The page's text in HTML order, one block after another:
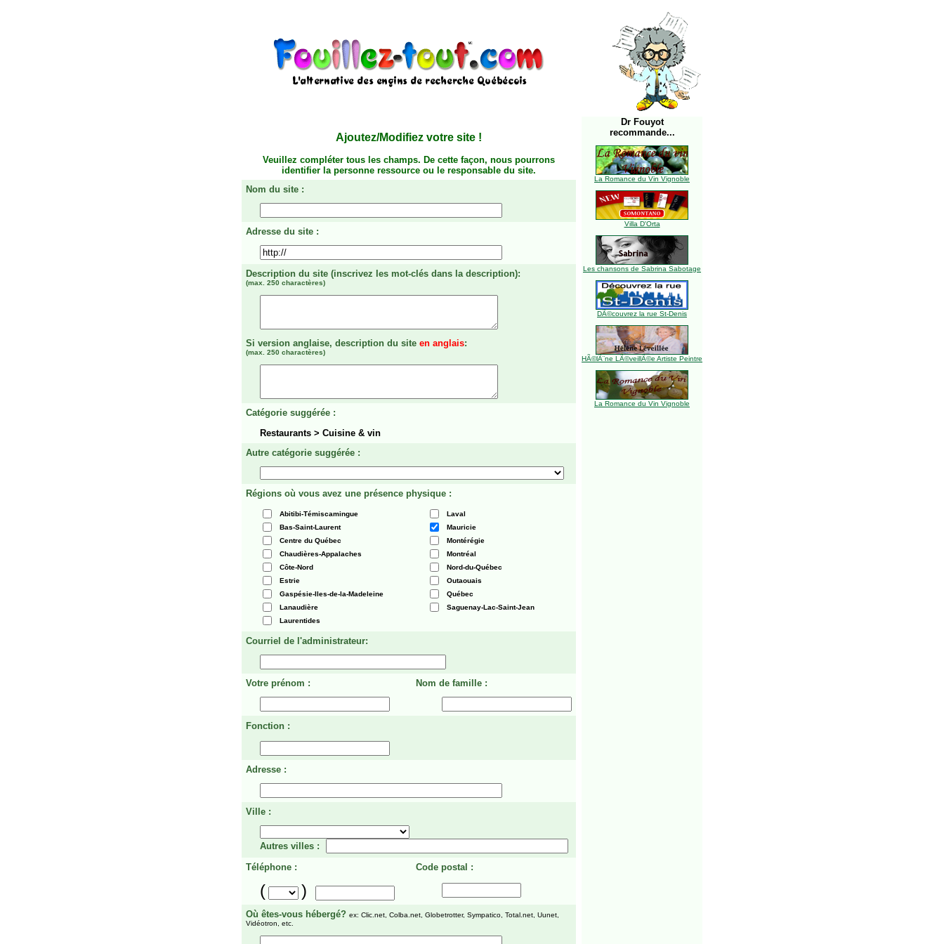
Ajoutez/Modifiez votre site !
Veuillez compléter tous les champs. De cette façon, nous pourrons
identifier la personne ressource ou le responsable du site.
Nom du site :
Adresse du site :
Description du site (inscrivez les mot-clés dans la description):
(max. 250 charactères)
Si version anglaise, description du site en anglais:
(max. 250 charactères)
Catégorie suggérée :
Restaurants > Cuisine & vin
Autre catégorie suggérée :
Régions où vous avez une présence physique :
Abitibi-Témiscamingue
Laval
Bas-Saint-Laurent
Mauricie
Centre du Québec
Montérégie
Chaudières-Appalaches
Montréal
Côte-Nord
Nord-du-Québec
Estrie
Outaouais
Gaspésie-Iles-de-la-Madeleine
Québec
Lanaudière
Saguenay-Lac-Saint-Jean
Laurentides
Courriel de l'administrateur:
Votre prénom : Nom de famille :
Fonction :
Adresse :
Ville :
Autres villes :
Téléphone :
Code postal :
( )
Où êtes-vous hébergé? ex: Clic.net, Colba.net, Globetrotter, Sympatico, Total.net, Uunet,
Vidéotron, etc.
Dr Fouyot
recommande...
La Romance du Vin Vignoble
Villa D'Orta
Les chansons de Sabrina Sabotage
DÃ©couvrez la rue St-Denis
HÃ©lÃ¨ne LÃ©veillÃ©e Artiste Peintre
La Romance du Vin Vignoble